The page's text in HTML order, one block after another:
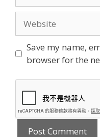
Save my name,
browser for the